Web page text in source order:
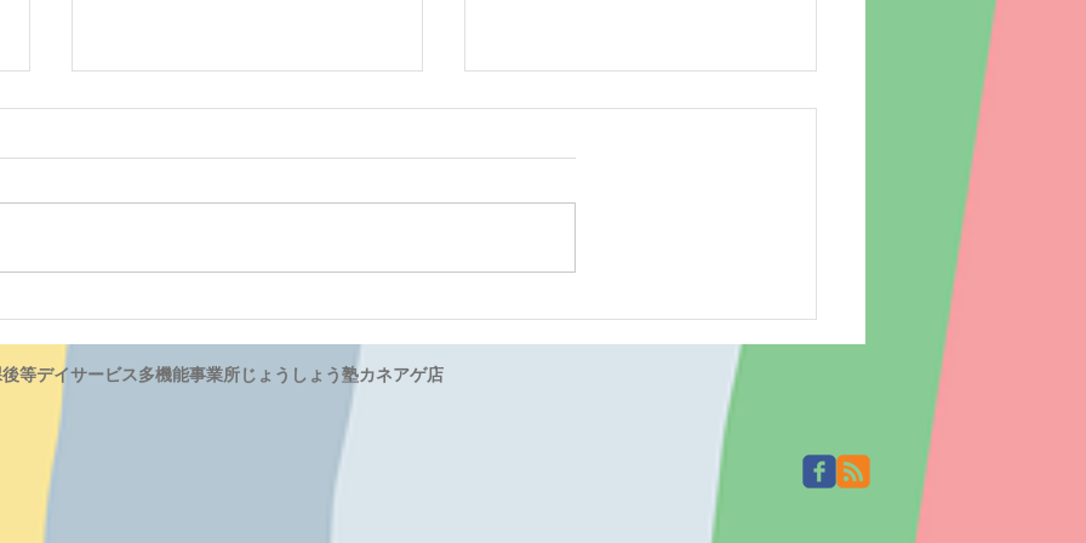
☆
等デイサービス多機能事業所じょうしょう塾カネアゲ店